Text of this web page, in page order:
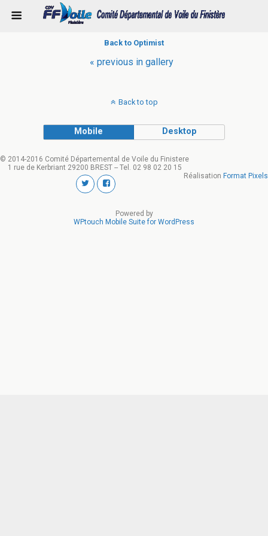
Back to Optimist
« previous in gallery
Back to top
Mobile Desktop
© 2014-2016 Comité Départemental de Voile du Finistere
1 rue de Kerbriant 29200 BREST -- Tel. 02 98 02 20 15
Réalisation Format Pixels
Powered by
WPtouch Mobile Suite for WordPress